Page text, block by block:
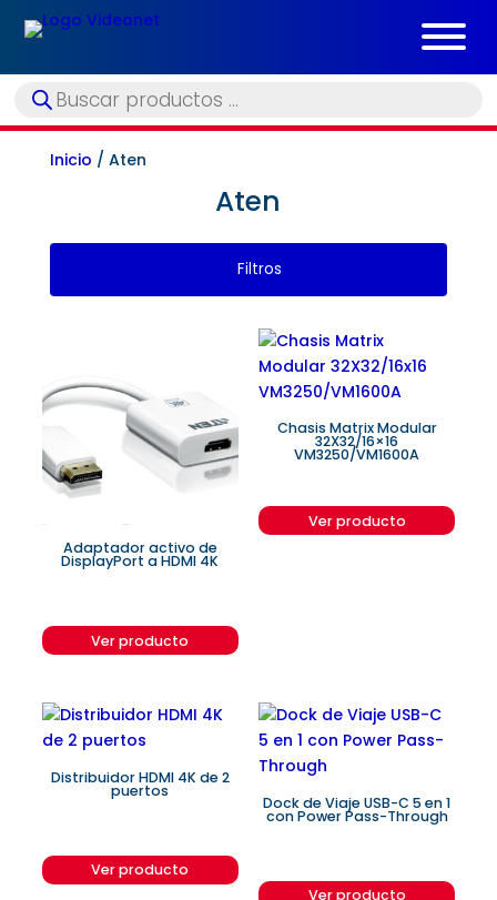
Búsqueda
de
Inicio / Aten
Aten
Filtros
Adaptador activo de
DisplayPort a HDMI 4K
Ver producto
Chasis Matrix Modular
32X32/16×16
VM3250/VM1600A
Ver producto
Distribuidor HDMI 4K de 2
puertos
Ver producto
Dock de Viaje USB-C 5 en 1
con Power Pass-Through
Ver producto